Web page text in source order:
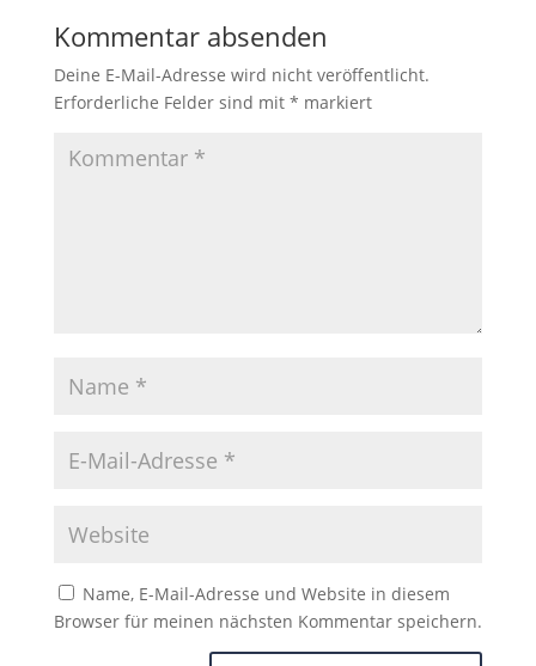
Kommentar absenden
Deine E-Mail-Adresse wird nicht veröffentlicht.
Erforderliche Felder sind mit * markiert
Name, E-Mail-Adresse und Website in diesem
Browser für meinen nächsten Kommentar speichern.